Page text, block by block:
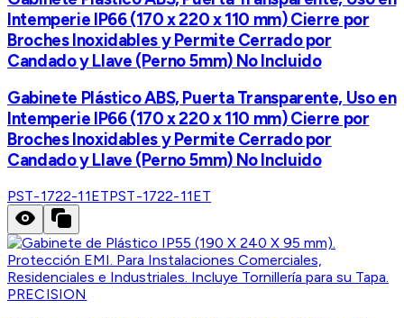
Intemperie IP66 (170 x 220 x 110 mm) Cierre por
Broches Inoxidables y Permite Cerrado por
Candado y Llave (Perno 5mm) No Incluido
Gabinete Plástico ABS, Puerta Transparente, Uso en
Intemperie IP66 (170 x 220 x 110 mm) Cierre por
Broches Inoxidables y Permite Cerrado por
Candado y Llave (Perno 5mm) No Incluido
PST-1722-11ETPST-1722-11ET
PRECISION